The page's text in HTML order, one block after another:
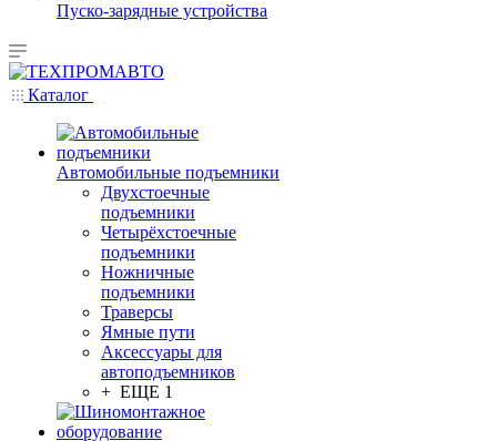
Пуско-зарядные устройства
Каталог
Автомобильные подъемники
Двухстоечные
подъемники
Четырёхстоечные
подъемники
Ножничные
подъемники
Траверсы
Ямные пути
Аксессуары для
автоподъемников
+ ЕЩЕ 1